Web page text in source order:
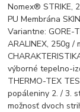
Nomex® STRIKE,
PU Membrána
Variantne: GORE-
ARALINEX, 250g /
výborné tepelno-
THERMO-TEX
popáleniny 2. / 3.
možnosť dvoch